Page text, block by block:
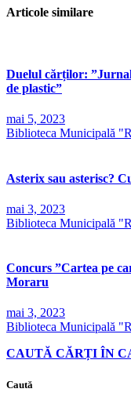
Articole similare
Duelul cărților:
de plastic”
mai 5, 2023
Biblioteca Municipală
Asterix sau asterisc?
mai 3, 2023
Biblioteca Municipală
Concurs ”Cartea pe
Moraru
mai 3, 2023
Biblioteca Municipală
CAUTĂ CĂRȚI ÎN
Caută